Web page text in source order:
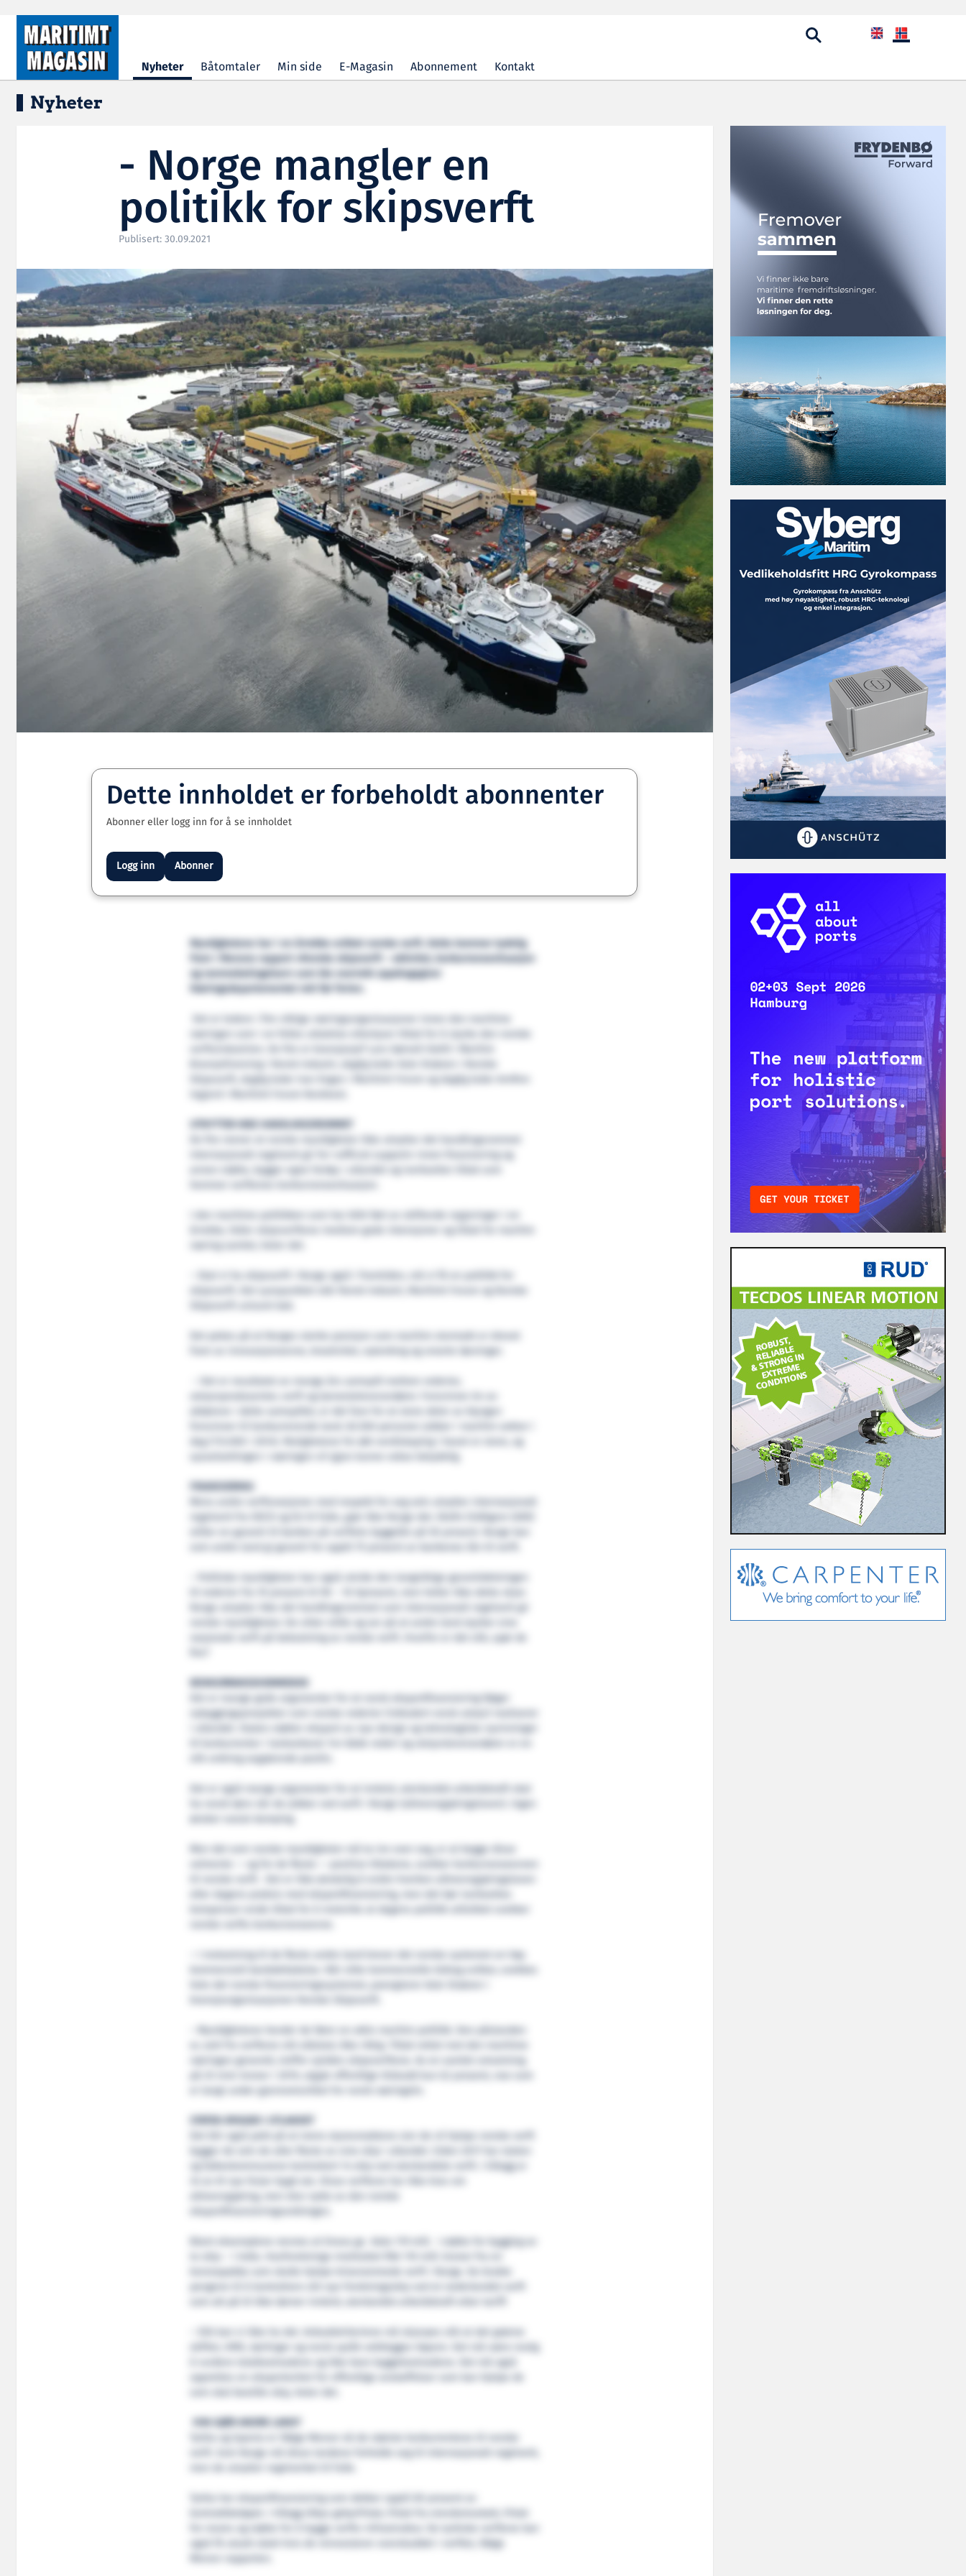
Hopp til hovedinnhold
Nyheter Båtomtaler Min side E-Magasin Abonnement Kontakt
Nyheter
- Norge mangler en
politikk for skipsverft
Publisert: 30.09.2021
Dette innholdet er forbeholdt abonnenter
Abonner eller logg inn for å se innholdet
Logg inn Abonner
Myndighetene har i en årrekke sviktet norske verft. Dette kommer tydelig
fram i Menons rapport «Norske skipsverft – aktivitet, konkurransesituasjon
og rammebetingelser» som ble overrekt oppdragsgiver
Næringsdepartementet rett før ferien.
Det er ledere i fire viktige næringsorganisasjoner innen den maritime
næringen som i en felles uttalelse etterlyser tiltak for å styrke den norske
Bransjeforening i Norsk Industri, daglig leder Asle Strønen i Norske
Skipsverft, daglig leder Ivar Engan i Maritimt Forum og daglig leder Arnfinn
Ingjerd i Maritimt Forum Nordvest.
UTNYTTER IKKE HANDLINGSROMMET
De fire mener at norske myndigheter ikke utnytter det handlingsrommet
internasjonalt regelverk gir for «official support» innen finansiering og
annen støtte, bygger egne fartøy i utlandet og iverksetter tiltak som
I den maritime politikken som har blitt ført av skiftende regjeringer i en
årrekke, faller skipsverftene imellom gode intensjoner og tiltak for maritim
– Skal vi ha skipsverft i Norge også i framtiden, må vi få en politikk for
skipsverft. Det synspunktet står Norsk Industri, Maritimt Forum og Norske
Det pekes på at Norges sterke posisjon som maritim stormakt er drevet
fram av innovasjonsevne, kreativitet, nytenking og smarte løsninger.
– Det er resultatet av mange års samspill mellom rederier,
aktørene i dette samspillet, er det fare for at store deler av klyngen
dag (112.000 i 2014). Mulighetene for økt verdiskaping i havet er store, og
sysselsettingen i næringen vil igjen kunne vokse betydelig.
FINANSIERING
Mens andre verftsnasjoner med respekt for seg selv utnytter internasjonalt
regelverk fra OECD og EU til fulle, gjør ikke Norge det. Eksfin (tidligere GIEK)
stiller en garanti til banken på verftets byggelån på 50 prosent. Norge kan
som andre land gi garanti for opptil 75 prosent av bankenes lån til verft.
– Politiske myndigheter kan også utvide den langsiktige garantidekningen
Norge utnytter ikke det handlingsrommet som internasjonalt regelverk gir
norske myndigheter. De sitter stille og ser på at andre land styrker sine
nasjonale verft på bekostning av norske verft. Hvorfor er det slik, spør de
KONKURRANSEHEMMENDE
Det er mange gode argumenter for at norsk eksportfinansiering følger
nybyggingsprosjekter som norske rederier (inkludert norsk utstyr) realiserer
i utlandet. Staten støtter eksport av nye design og teknologiske nyvinninger
slik ordning avgjørende positiv.
Det er også mange argumenter for at innleid, utenlandsk arbeidskraft skal
ha norsk lønn når de jobber ved verft i Norge (allmenngjøringsloven). Ingen
Men det som norske myndigheter må ta inn over seg, er at begge disse
velmente — og for de fleste — positive tiltakene, svekker konkurranseevnen
til norske verft. Det er ikke ønskelig å endre hverken allmenngjøringsloven
eller dagens praksis med eksportfinansiering, men det bør iverksettes
kompenser¬ende tiltak for å motvirke at dagens politikk utilsiktet svekker
– I motsetning til de fleste andre land krever det norske systemet en høy
hele det norske finansieringssystemet, poengterer Asle Strønen i
bransjeorganisasjonen Norske Skipsverft.
– Myndighetene hevder de fører en aktiv maritim politikk. Den påstanden
næringen generelt, treffer sjelden skipsverftene. Av en samlet omsetning
på 25 mrd. kroner i 2019, utgjør offentlige tilskudd kun 0,1 prosent, noe som
er langt under gjennomsnittet for norsk næringsliv.
STATEN BYGGER I UTLANDET
Det blir også pekt på at mens styresmaktene sier de vil hjelpe norske verft
bygger de selv de aller fleste av sine skip i utlandet. Siden 2017 har staten
og fylkeskommunene kontrahert 14 skip ved utenlandske verft. I tillegg er
34 av 61 nye ferjer bygd ute. Disse verftene har ikke krav om
allmenngjøring, men drar nytte av den norske
eksportfinansieringsordningen.
Blant eksemplene nevnes at Enova ga Asko 119 mill. i støtte for bygging av
to skip – i India. Havforsknings¬instituttet fikk 110 mill. kroner fra en
koronapakke som skulle hjelpe kriserammede verft i Norge. De brukte
pengene til å kontrahere sitt nye forskningsskip ved et nederlandsk verft
– Slik kan vi ikke ha det. Anbudskriteriene må skjerpes slik at det grønne
skiftet, HMS, lærlinger og norsk språk vektlegges høyere. Det må være mulig
å vurdere totalkostnadene og ikke bare byggekostnadene. Det må også
opprettes en ekspertenhet for offentlige anskaffelser som kan hjelpe de
HVA GJØR ANDRE LAND?
Tyrkia og Spania er ifølge Menon nå de største konkurrentene til norske
verft. Som Norge må disse landene forholde seg til internasjonalt regelverk,
men de utnytter regelverket til fulle.
Tyrkia har eksportfinansiering som dekker opptil 85 prosent av
kontraktbeløpet. I tillegg tilbys gebyrfritak, fritak fra eiendomsskatt, fritak
for moms og støtte for å bygge verfts-infrastruktur. De tyrkiske verftene kan
også få utsatt skatt hvis de reinvesterer overskuddet i verftet, ifølge
Menon-rapporten.